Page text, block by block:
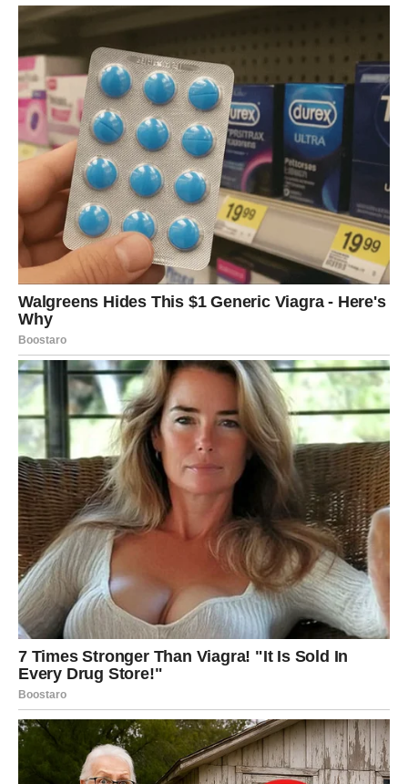
Vaš trud konačno postaje vidljiv.
Mnogi Strijelčevi mogli bi dobiti priznanje, napredovanje
ili priliku koja će ih dovesti korak bliže finansijskoj
sigurnosti.
Ako razmišljate o pokretanju vlastitog posla ili novom
projektu, zvijezde pokazuju da je pred vama period u
kojem hrabri potezi mogu donijeti velike rezultate.
JEDNA OSOBA IGRA VAŽNU
ULOGU U VAŠOJ SREĆI
U narednom periodu u vaš život ulazi osoba koja bi mogla
imati veoma značajan uticaj na vašu budućnost.
To može biti poslovni saradnik, prijatelj ili neko koga ćete
upoznati sasvim slučajno.
Nemojte podcjenjivati nove kontakte.
Ponekad upravo jedna osoba otvara vrata uspjeha koja su
godinama bila zatvorena.
LJUBAV I NOVAC KONAČNO IDU
ZAJEDNO
Kada se čovjek osjeća sigurnije finansijski, lakše
pronalazi mir i u drugim dijelovima života.
Zbog toga će mnogi Strijelčevi u narednom periodu